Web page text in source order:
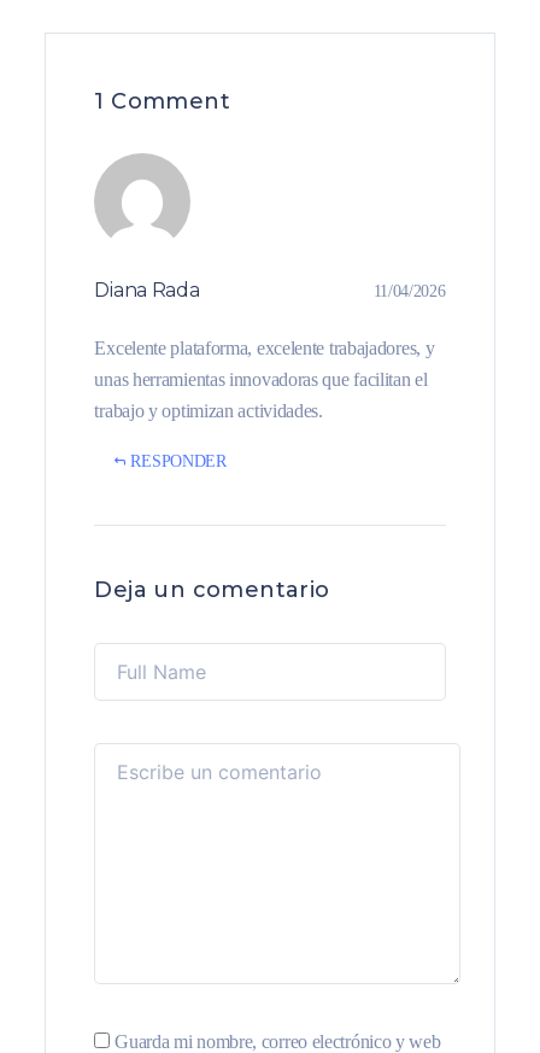
1 Comment
Diana Rada 11/04/2026
Excelente plataforma, excelente trabajadores, y
unas herramientas innovadoras que facilitan el
trabajo y optimizan actividades.
RESPONDER
Deja un comentario
Guarda mi nombre, correo electrónico y web